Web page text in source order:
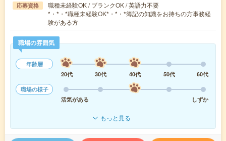
応募資格
職種未経験OK / ブランクOK / 英語力不要
*・*・*職種未経験OK*・*・*簿記の知識をお持ちの方事務経
験がある方
職場の雰囲気
年齢層
20代
30代 40代 50代
60代
職場の様子
活気がある
しずか
もっと見る